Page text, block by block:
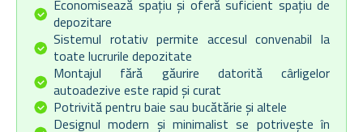
Economisează spațiu și oferă suficient spațiu de
depozitare
Sistemul rotativ permite accesul convenabil la
toate lucrurile depozitate
Montajul fără găurire datorită cârligelor
autoadezive este rapid și curat
Potrivită pentru baie sau bucătărie și altele
Designul modern și minimalist se potrivește în